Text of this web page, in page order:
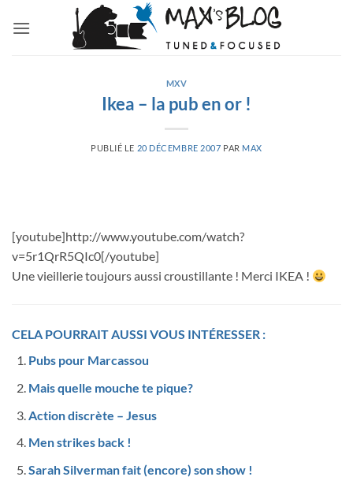
MXV
Ikea – la pub en or !
PUBLIÉ LE 20 DÉCEMBRE 2007 PAR MAX
[youtube]http://www.youtube.com/watch?
v=5r1QrR5QIc0[/youtube]
Une vieillerie toujours aussi croustillante ! Merci IKEA !
CELA POURRAIT AUSSI VOUS INTÉRESSER :
Pubs pour Marcassou
Mais quelle mouche te pique?
Action discrète – Jesus
Men strikes back !
Sarah Silverman fait (encore) son show !